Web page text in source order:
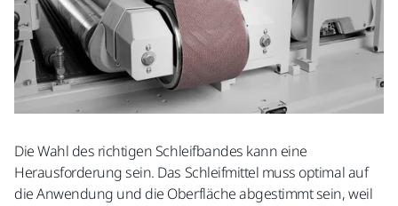
Die Wahl des richtigen Schleifbandes kann eine
Herausforderung sein. Das Schleifmittel muss optimal auf
die Anwendung und die Oberfläche abgestimmt sein, weil